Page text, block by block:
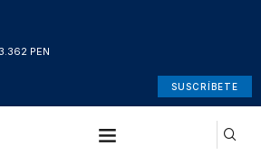
PEN
SUSCRÍBETE